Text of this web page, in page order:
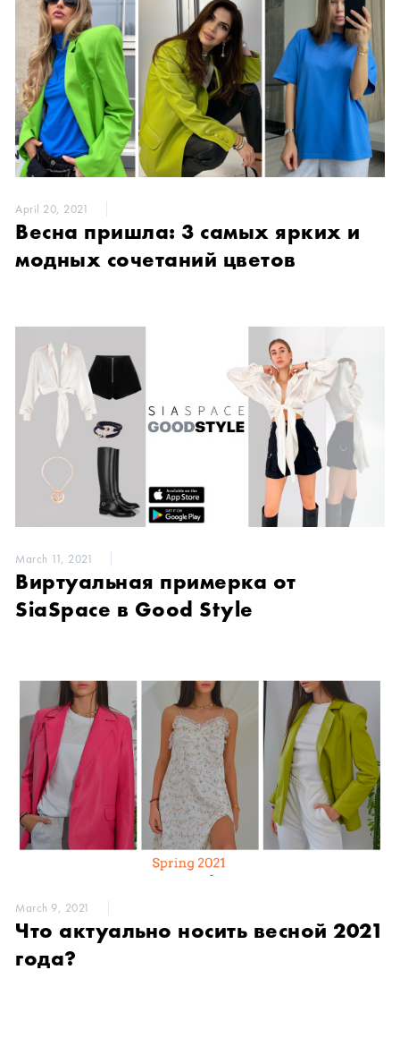
April 20, 2021
Весна пришла: 3 самых ярких и
модных сочетаний цветов
March 11, 2021
Виртуальная примерка от
SiaSpace в Good Style
March 9, 2021
Что актуально носить весной 2021
года?